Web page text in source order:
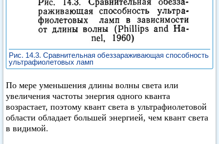
Рис. 14.3. Сравнительная обеззараживающая способность
ультрафиолетовых ламп
По мере уменьшения длины волны света или
увеличения частоты энергия одного кванта
возрастает, поэтому квант света в ультрафиолетовой
области обладает большей энергией, чем квант света
в видимой.